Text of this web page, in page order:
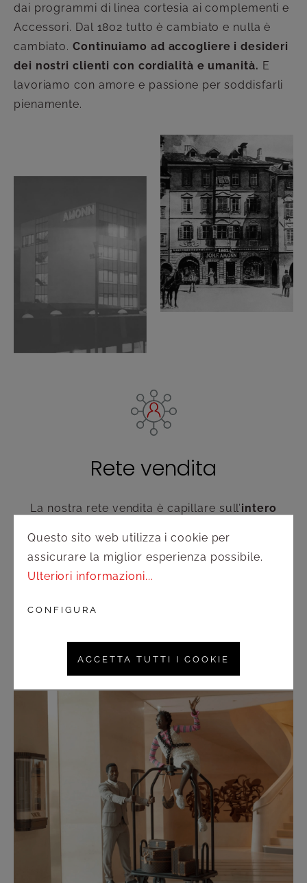
dai programmi di linea cortesia ai complementi e
Accessori. Dal 1802 tutto è cambiato e nulla è
cambiato.Continuiamo ad accogliere i desideri
dei nostri clienti con cordialità e umanità. E
lavoriamo con amore e passione per soddisfarli
pienamente.
Rete vendita
La nostra rete vendita è capillare sull’intero
settore, portavoce della nostra tradizione. Siamo
vicini ad ogni hotel con il servizio di consulenti
Questo sito web utilizza i cookie per
assicurare la miglior esperienza possibile.
Ulteriori informazioni...
CONFIGURA
ACCETTA TUTTI I COOKIE